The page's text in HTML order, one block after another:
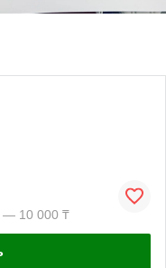
— 10 000 ₸